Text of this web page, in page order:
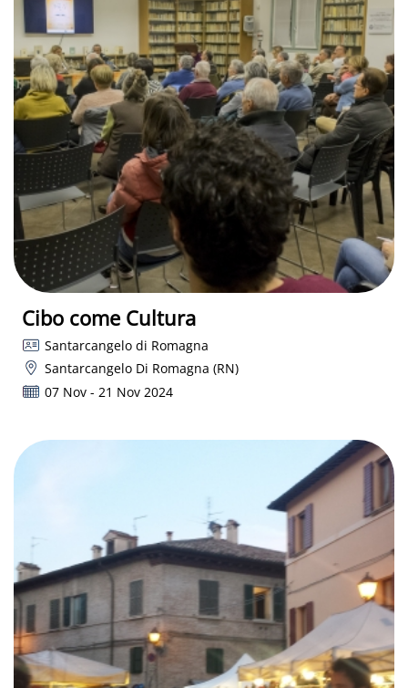
Cibo come Cultura
Santarcangelo di Romagna
Santarcangelo Di Romagna (RN)
07 Nov - 21 Nov 2024